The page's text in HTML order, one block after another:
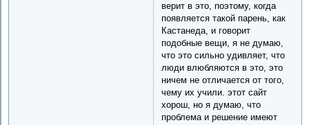
верит в это, поэтому, когда
появляется такой парень, как
Кастанеда, и говорит
подобные вещи, я не думаю,
что это сильно удивляет, что
люди влюбляются в это, это
ничем не отличается от того,
чему их учили. этот сайт
хорош, но я думаю, что
проблема и решение имеют